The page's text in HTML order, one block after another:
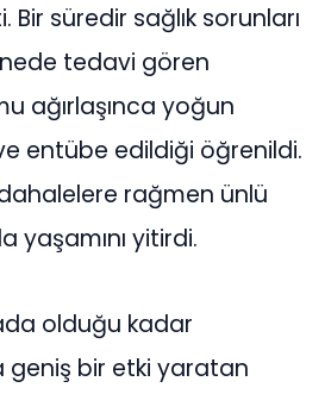
Bir süredir sağlık sorunları
tedavi gören
ağırlaşınca yoğun
ve entübe edildiği öğrenildi.
rağmen ünlü
yaşamını yitirdi.
olduğu kadar
bir etki yaratan